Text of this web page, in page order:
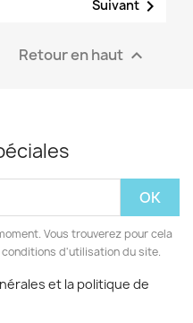
Suivant 
Retour en haut 
Vous trouverez pour cela
d'utilisation du site.
et la politique de